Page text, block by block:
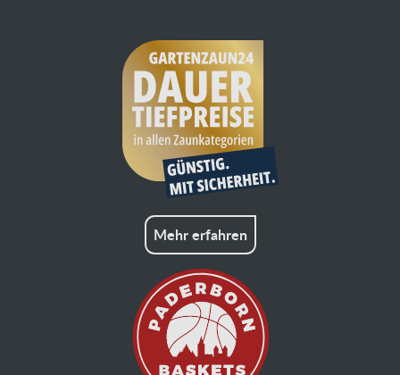
Mehr erfahren